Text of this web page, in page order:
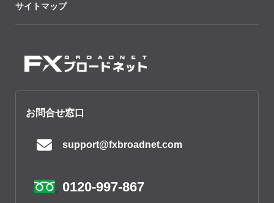
サイトマップ
お問合せ窓口
support@fxbroadnet.com
0120-997-867